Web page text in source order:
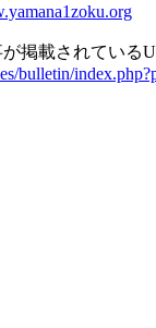
掲載されている
bulletin/